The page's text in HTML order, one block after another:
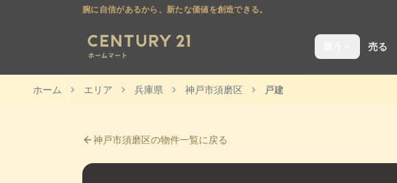
腕に自信があるから、新たな価値を創造できる。
売る
ホーム エリア 兵庫県 神戸市須磨区 戸建
神戸市須磨区の物件一覧に戻る